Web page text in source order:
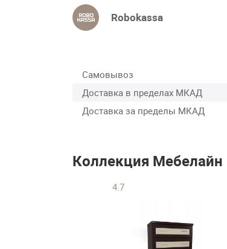
Robokassa
Самовывоз
Доставка в пределах МКАД
Доставка за пределы МКАД
Коллекция Мебелайн
4.7